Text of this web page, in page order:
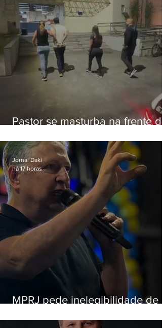
Pastor se masturba na frente de
MPRJ pede inelegibilidade de
Jornal Daki
há 17 horas